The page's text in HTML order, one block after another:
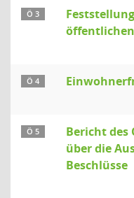
Ö 3
öffentlichen
Ö 4
Ö 5
Bericht des
über die
Beschlüsse